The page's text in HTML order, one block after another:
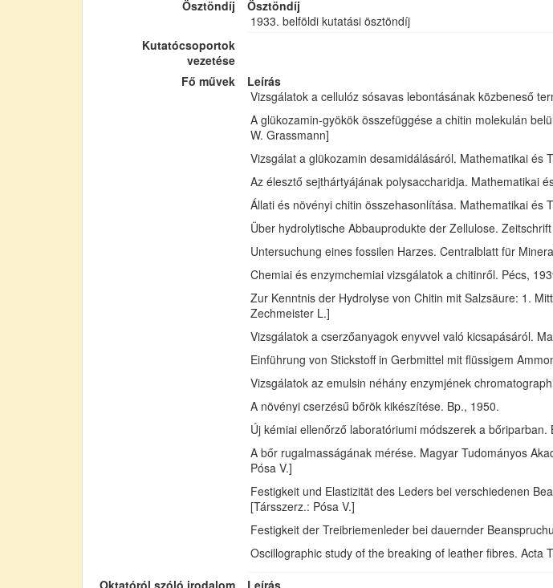
Ösztöndíj
Ösztöndíj
1933. belföldi kutatási ösztöndíj
Kutatócsoportok
vezetése
Fő művek
Leírás
Vizsgálatok a cellulóz sósavas lebontásának közbeneső
A glükozamin-gyökök összefüggése a chitin molekulán
W. Grassmann]
Vizsgálat a glükozamin desamidálásáról. Mathematikai
Az élesztő sejthártyájának polysaccharidja. Mathematikai
Állati és növényi chitin összehasonlítása. Mathematikai
Über hydrolytische Abbauprodukte der Zellulose.
Untersuchung eines fossilen Harzes. Centralblatt für
Chemiai és enzymchemiai vizsgálatok a chitinről. Pécs,
Zur Kenntnis der Hydrolyse von Chitin mit Salzsäure: 1.
Zechmeister L.]
Vizsgálatok a cserzőanyagok enyvvel való kicsapásáról.
Einführung von Stickstoff in Gerbmittel mit flüssigem
Vizsgálatok az emulsin néhány enzymjének
A növényi cserzésű bőrök kikészítése. Bp., 1950.
Új kémiai ellenőrző laboratóriumi módszerek a bőriparban.
A bőr rugalmasságának mérése. Magyar Tudományos
Pósa V.]
Festigkeit und Elastizität des Leders bei verschiedenen
[Társszerz.: Pósa V.]
Festigkeit der Treibriemenleder bei dauernder
Oscillographic study of the breaking of leather fibres. Acta